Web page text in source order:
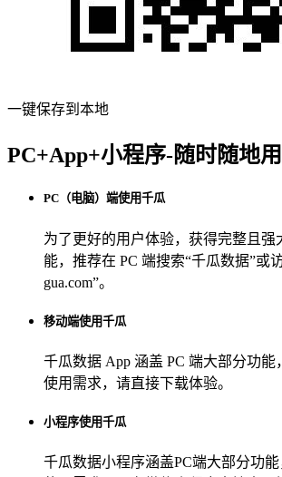
一键保存到本地
PC+App+小程序-随时随地
PC（电脑）端使用千瓜
为了更好的用户体验，获得完整且强
能，推荐在 PC 端搜索“千瓜数据”或
gua.com”。
移动端使用千瓜
千瓜数据 App 涵盖 PC 端大部分功能
使用需求，请直接下载体验。
小程序使用千瓜
千瓜数据小程序涵盖PC端大部分功